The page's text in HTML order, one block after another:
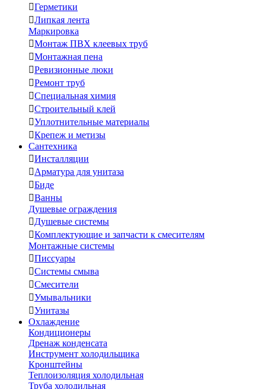
Герметики
Липкая лента
Маркировка
Монтаж ПВХ клеевых труб
Монтажная пена
Ревизионные люки
Ремонт труб
Специальная химия
Строительный клей
Уплотнительные материалы
Крепеж и метизы
Сантехника
Инсталляции
Арматура для унитаза
Биде
Ванны
Душевые ограждения
Душевые системы
Комплектующие и запчасти к смесителям
Монтажные системы
Писсуары
Системы смыва
Смесители
Умывальники
Унитазы
Охлаждение
Кондиционеры
Дренаж конденсата
Инструмент холодильщика
Кронштейны
Теплоизоляция холодильная
Труба холодильная